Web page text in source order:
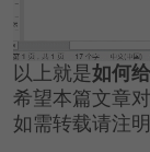
以上就是如何
希望本篇文章
如需转载请注